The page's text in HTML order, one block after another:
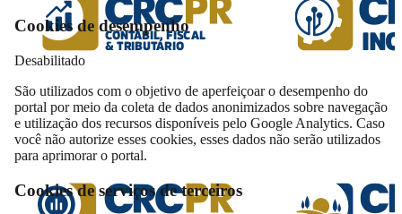
Cookies de desempenho
Desabilitado
São utilizados com o objetivo de aperfeiçoar o desempenho do
portal por meio da coleta de dados anonimizados sobre navegação
e utilização dos recursos disponíveis pelo Google Analytics. Caso
você não autorize esses cookies, esses dados não serão utilizados
para aprimorar o portal.
Cookies de serviços de terceiros